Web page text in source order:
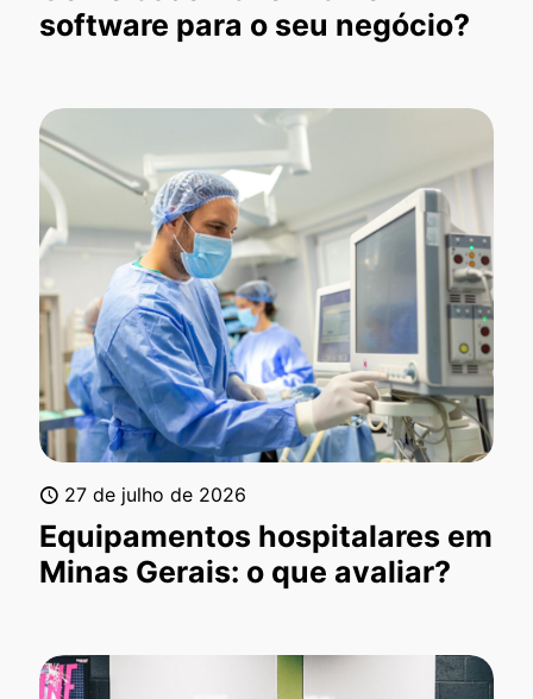
software para o seu negócio?
27 de julho de 2026
Equipamentos hospitalares em
Minas Gerais: o que avaliar?